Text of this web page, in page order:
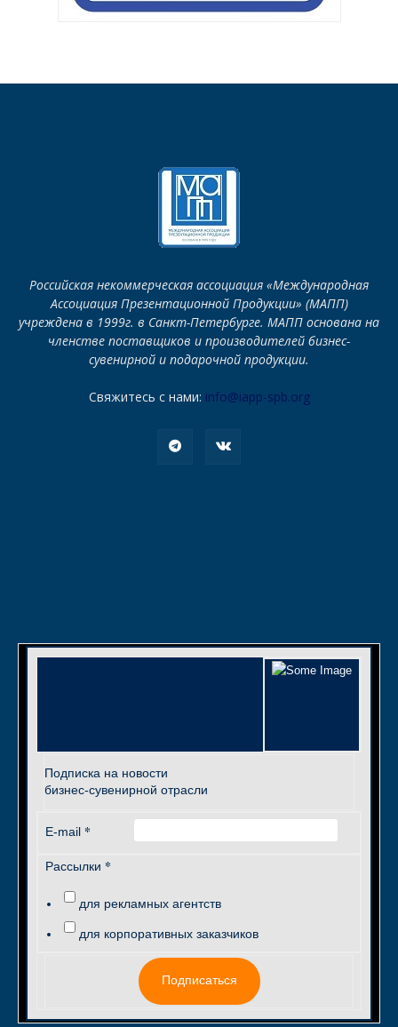
Российская некоммерческая ассоциация «Международная
Ассоциация Презентационной Продукции» (МАПП)
учреждена в 1999г. в Санкт-Петербурге. МАПП основана на
членстве поставщиков и производителей бизнес-
сувенирной и подарочной продукции.
Свяжитесь с нами: info@iapp-spb.org
Подписка на новости
бизнес-сувенирной отрасли
E-mail *
Рассылки *
для рекламных агентств
для корпоративных заказчиков
Подписаться